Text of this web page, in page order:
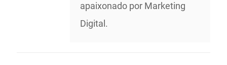
apaixonado por Marketing
Digital.